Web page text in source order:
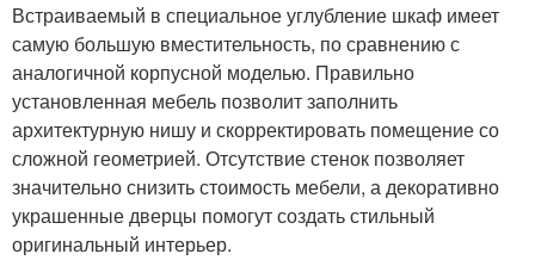
Встраиваемый в специальное углубление шкаф имеет
самую большую вместительность, по сравнению с
аналогичной корпусной моделью. Правильно
установленная мебель позволит заполнить
архитектурную нишу и скорректировать помещение со
сложной геометрией. Отсутствие стенок позволяет
значительно снизить стоимость мебели, а декоративно
украшенные дверцы помогут создать стильный
оригинальный интерьер.